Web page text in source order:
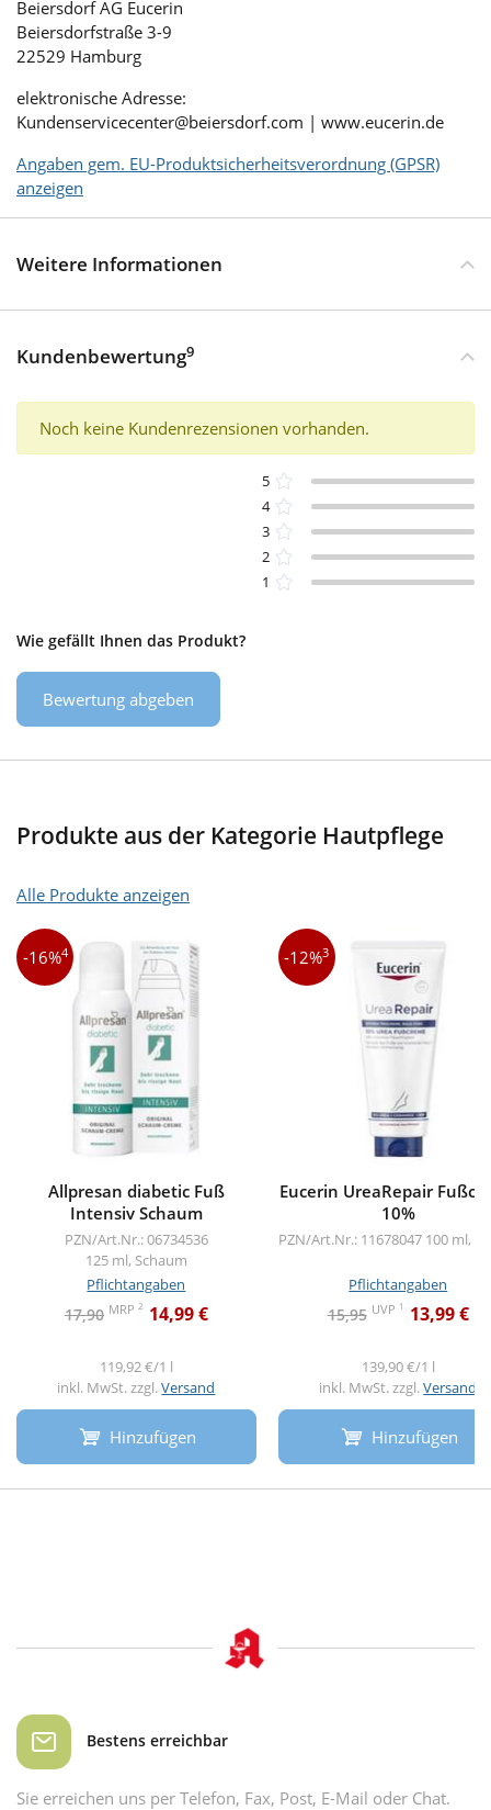
Beiersdorf AG Eucerin
Beiersdorfstraße 3-9
22529 Hamburg
elektronische Adresse:
Kundenservicecenter@beiersdorf.com | www.eucerin.de
Angaben gem. EU-Produktsicherheitsverordnung (GPSR)
anzeigen
Weitere Informationen
Kundenbewertung9
Noch keine Kundenrezensionen vorhanden.
5
4
3
2
1
Wie gefällt Ihnen das Produkt?
Bewertung abgeben
Produkte aus der Kategorie Hautpflege
Alle Produkte anzeigen
-16%4
Allpresan diabetic Fuß
Intensiv Schaum
PZN/Art.Nr.: 06734536
125 ml, Schaum
Pflichtangaben
17,90 MRP 2 14,99 €
119,92 €/1 l
inkl. MwSt. zzgl.Versand
Hinzufügen
-12%3
Eucerin UreaRepair
10%
PZN/Art.Nr.: 11678047 100 ml,
Pflichtangaben
15,95 UVP 1 13,99 €
139,90 €/1 l
inkl. MwSt. zzgl.Versand
Hinzufügen
Bestens erreichbar
Sie erreichen uns per Telefon, Fax, Post, E-Mail oder Chat.